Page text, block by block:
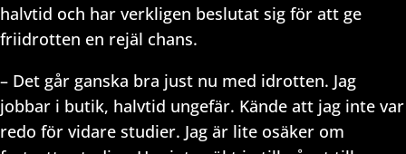
halvtid och har verkligen beslutat sig för att ge
friidrotten en rejäl chans.
– Det går ganska bra just nu med idrotten. Jag
jobbar i butik, halvtid ungefär. Kände att jag inte var
redo för vidare studier. Jag är lite osäker om